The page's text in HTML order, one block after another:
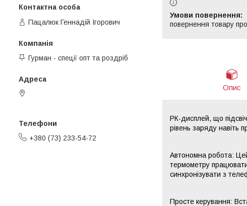
повернення товару
Опис
РК-дисплей, що
рівень заряду навіть
Автономна робота:
термометру
синхронізувати з
Просте керування:
Пацалюк Геннадій Ігорович
Гурман - спеції опт та роздріб
+380 (73) 233-54-72